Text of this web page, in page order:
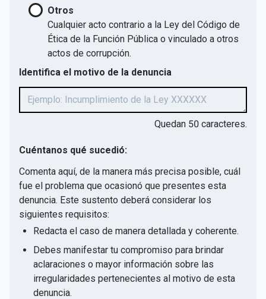
Otros
Cualquier acto contrario a la Ley del Código de
Ética de la Función Pública o vinculado a otros
actos de corrupción.
Identifica el motivo de la denuncia
Quedan 50 caracteres.
Cuéntanos qué sucedió:
Comenta aquí, de la manera más precisa posible, cuál
fue el problema que ocasionó que presentes esta
denuncia. Este sustento deberá considerar los
siguientes requisitos:
Redacta el caso de manera detallada y coherente.
Debes manifestar tu compromiso para brindar
aclaraciones o mayor información sobre las
irregularidades pertenecientes al motivo de esta
denuncia.